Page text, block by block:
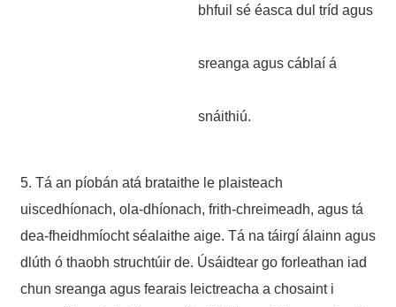
bhfuil sé éasca dul tríd agus
sreanga agus cáblaí á
snáithiú.
5. Tá an píobán atá brataithe le plaisteach
uiscedhíonach, ola-dhíonach, frith-chreimeadh, agus tá
dea-fheidhmíocht séalaithe aige. Tá na táirgí álainn agus
dlúth ó thaobh struchtúir de. Úsáidtear go forleathan iad
chun sreanga agus fearais leictreacha a chosaint i